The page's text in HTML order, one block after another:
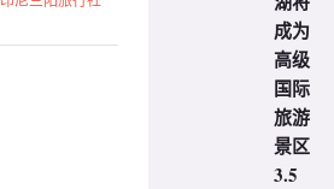
成为
高级
国际
旅游
景区
3.5